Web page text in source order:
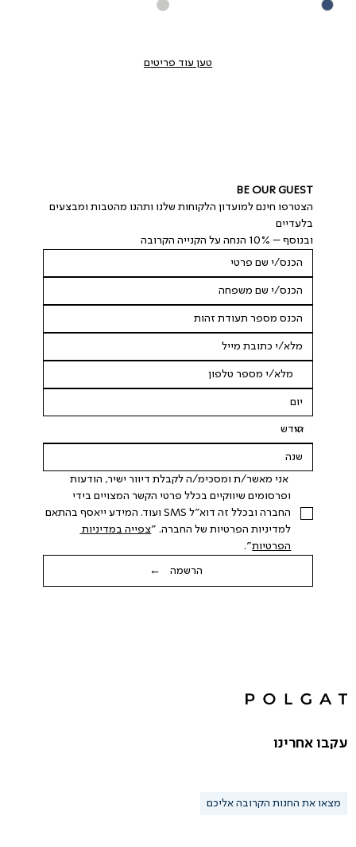
טען עוד פריטים
עקבו אחרינו
מצאו את החנות הקרובה אליכם
BE OUR GUEST
הצטרפו חינם למועדון הלקוחות שלנו ותהנו מהטבות ומבצעים
בלעדיים
ובנוסף – 10% הנחה על הקנייה הקרובה
אני מאשר/ת ומסכימ/ה לקבלת דיוור ישיר, הודעות
החברה ובכלל זה דוא"ל SMS ועוד. המידע ייאסף בהתאם
למדיניות הפרטיות של החברה. "
צפייה במדיניות
הפרטיות".
הרשמה ←